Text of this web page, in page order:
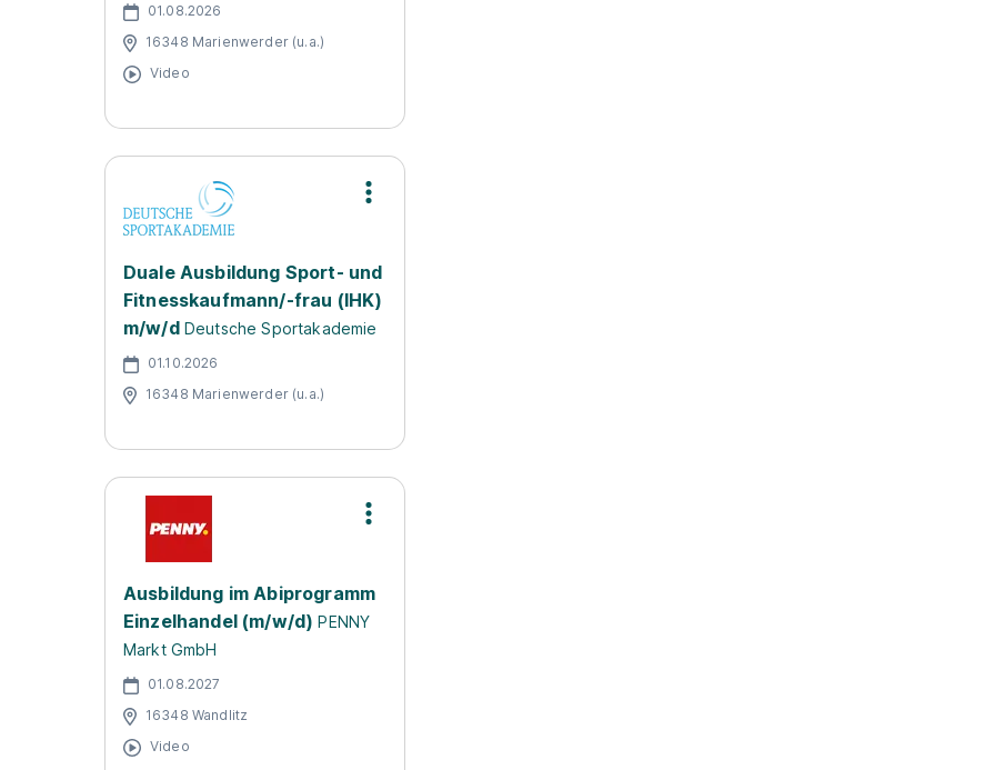
01.08.2026
16348 Marienwerder (u.a.)
Video
Duale Ausbildung Sport- und
Fitnesskaufmann/-frau (IHK)
m/w/d Deutsche Sportakademie
01.10.2026
16348 Marienwerder (u.a.)
Ausbildung im Abiprogramm
Einzelhandel (m/w/d) PENNY
Markt GmbH
01.08.2027
16348 Wandlitz
Video